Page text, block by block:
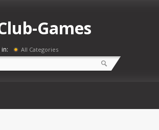
Games
in: All Categories